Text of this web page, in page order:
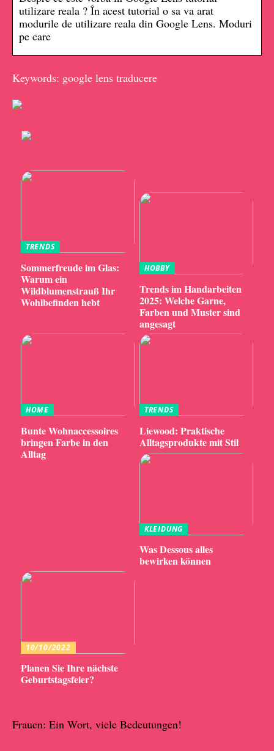
utilizare reala ? În acest tutorial o sa va arat
modurile de utilizare reala din Google Lens. Moduri
pe care
Keywords: google lens traducere
TRENDS
Sommerfreude im Glas:
Warum ein
Wildblumenstrauß Ihr
Wohlbefinden hebt
HOBBY
Trends im Handarbeiten
2025: Welche Garne,
Farben und Muster sind
angesagt
HOME
Bunte Wohnaccessoires
bringen Farbe in den
Alltag
TRENDS
Liewood: Praktische
Alltagsprodukte mit Stil
KLEIDUNG
Was Dessous alles
bewirken können
10/10/2022
Planen Sie Ihre nächste
Geburtstagsfeier?
Frauen: Ein Wort, viele Bedeutungen!